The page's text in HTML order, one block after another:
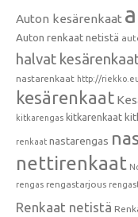
Auton kesärenkaat
Auton renkaat netistä
halvat
nastarenkaat http://riekko.eu
kesärenkaat
kitkarengas kitkarenkaat
renkaat nastarengas
nettirenkaat
rengas rengastarjous
Renkaat netistä